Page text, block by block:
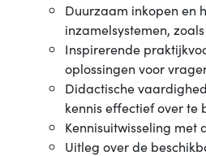
Duurzaam inkopen en
inzamelsystemen,
Inspirerende
oplossingen voor
Didactische
kennis effectief over te
Kennisuitwisseling met
Uitleg over de